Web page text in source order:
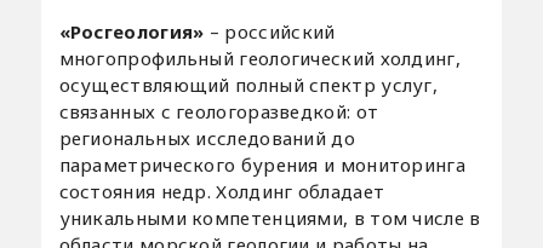
«Росгеология» – российский
многопрофильный геологический холдинг,
осуществляющий полный спектр услуг,
связанных с геологоразведкой: от
региональных исследований до
параметрического бурения и мониторинга
состояния недр. Холдинг обладает
уникальными компетенциями, в том числе в